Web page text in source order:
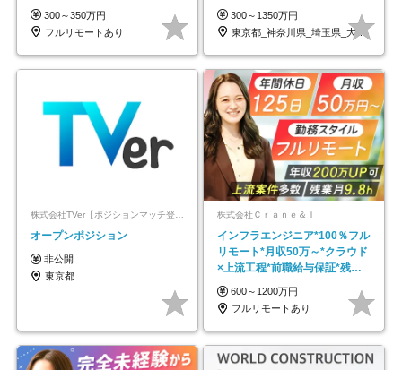
｜副業OK
300～350万円
フルリモートあり
代～30代活躍/b
300～1350万円
東京都_神奈川県_埼玉県_大阪府_愛知県…
株式会社TVer【ポジションマッチ登録】
オープンポジション
非公開
東京都
株式会社Ｃｒａｎｅ＆Ｉ
インフラエンジニア*100％フル
リモート*月収50万～*クラウド
×上流工程*前職給与保証*残業
月9.8h
600～1200万円
フルリモートあり